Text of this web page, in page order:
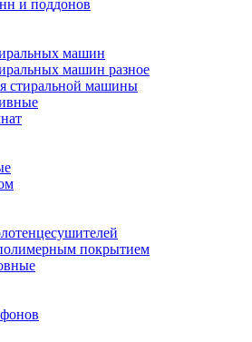
и поддонов
машин
машин разное
стиральной машины
покрытием